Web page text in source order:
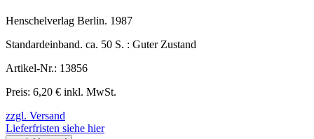
Henschelverlag Berlin. 1987
Standardeinband. ca. 50 S. : Guter Zustand
Artikel-Nr.: 13856
Preis: 6,20 € inkl. MwSt.
zzgl. Versand
Lieferfristen siehe hier